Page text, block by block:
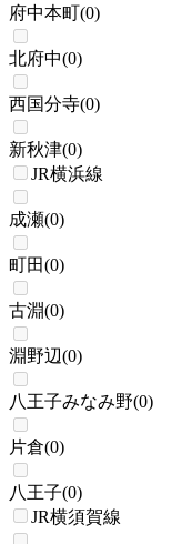
府中本町(0)
北府中(0)
西国分寺(0)
新秋津(0)
JR横浜線
成瀬(0)
町田(0)
古淵(0)
淵野辺(0)
八王子みなみ野(0)
片倉(0)
八王子(0)
JR横須賀線